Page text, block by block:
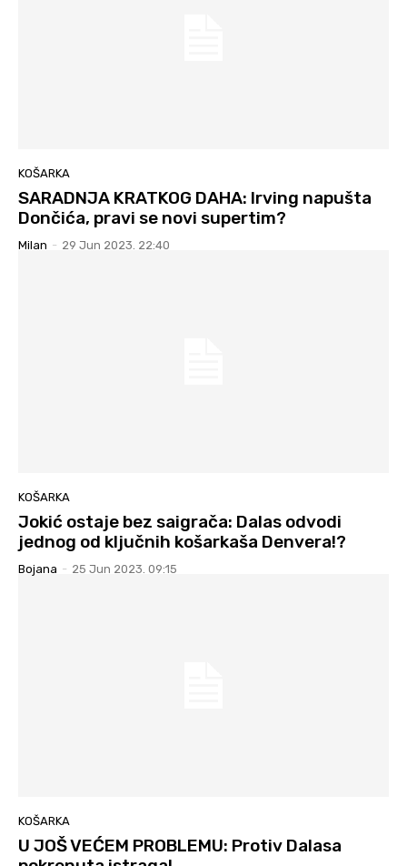
KOŠARKA
SARADNJA KRATKOG DAHA: Irving napušta
Dončića, pravi se novi supertim?
Milan - 29 Jun 2023. 22:40
KOŠARKA
Jokić ostaje bez saigrača: Dalas odvodi
jednog od ključnih košarkaša Denvera!?
Bojana - 25 Jun 2023. 09:15
KOŠARKA
U JOŠ VEĆEM PROBLEMU: Protiv Dalasa